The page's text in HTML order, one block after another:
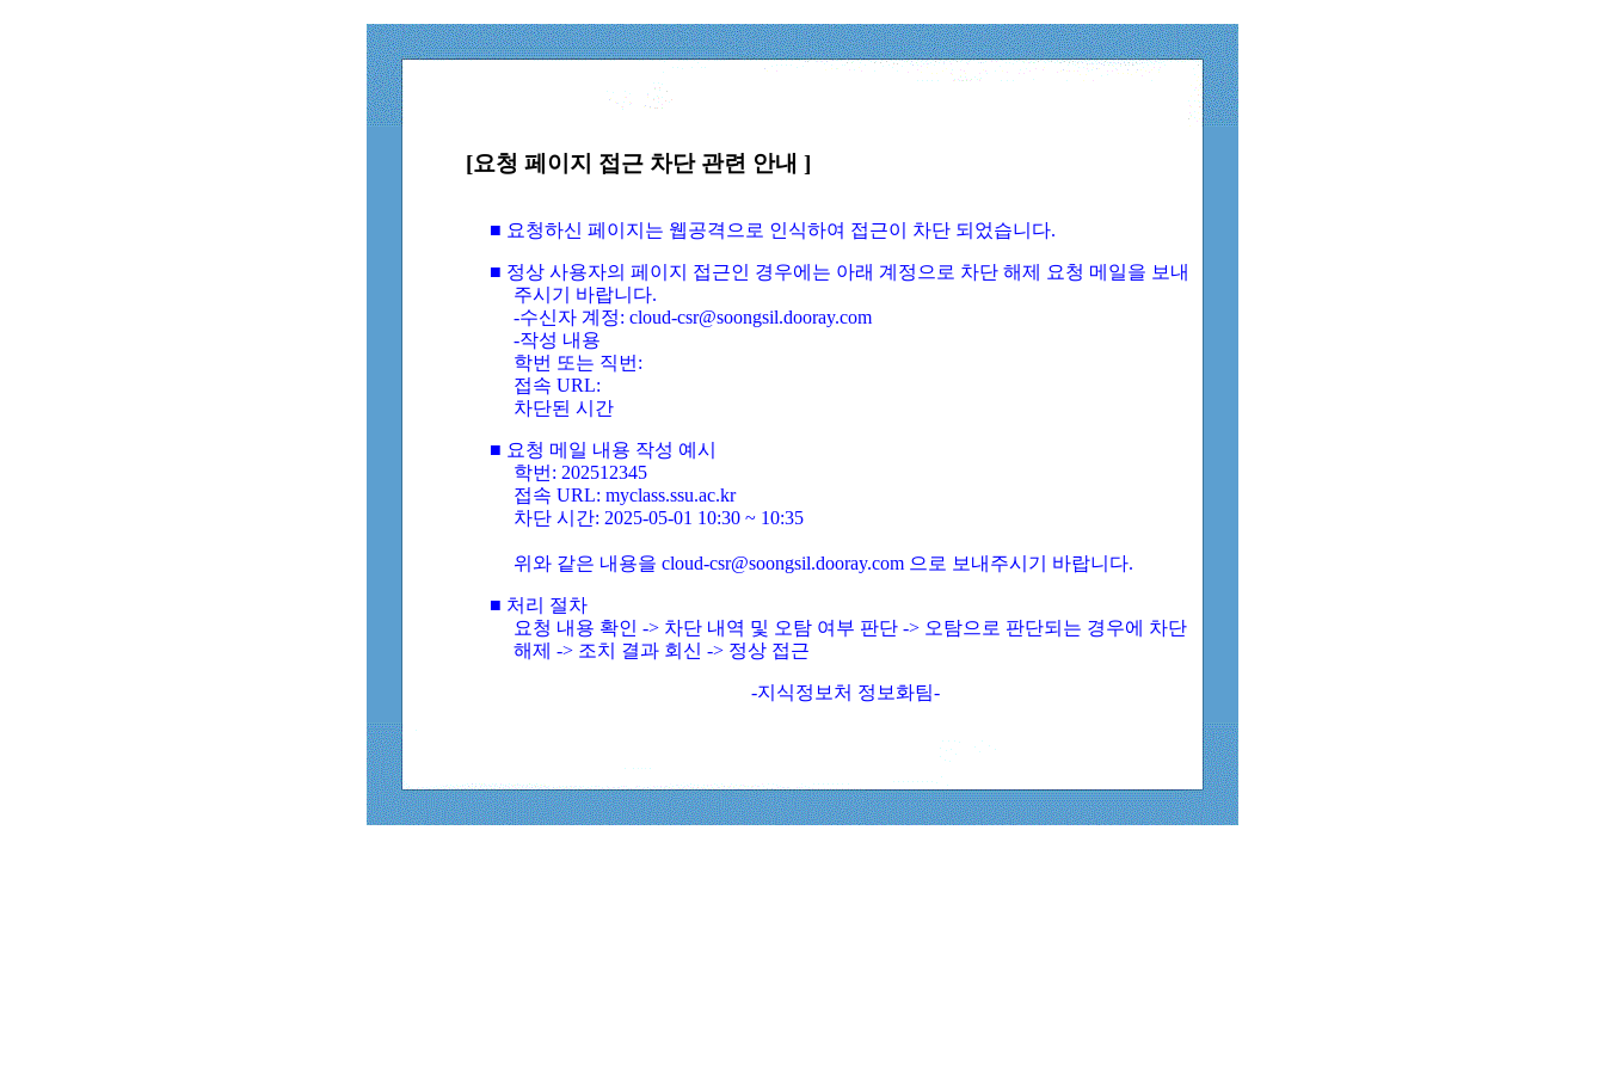
[요청 페이지 접근 차단 관련 안내 ]
■ 요청하신 페이지는 웹공격으로 인식하여 접근이 차단 되었습니다.
■ 정상 사용자의 페이지 접근인 경우에는 아래 계정으로 차단 해제 요청 메일을 보내
주시기 바랍니다.
-수신자 계정: cloud-csr@soongsil.dooray.com
-작성 내용
학번 또는 직번:
접속 URL:
차단된 시간
■ 요청 메일 내용 작성 예시
학번: 202512345
접속 URL: myclass.ssu.ac.kr
차단 시간: 2025-05-01 10:30 ~ 10:35
위와 같은 내용을 cloud-csr@soongsil.dooray.com 으로 보내주시기 바랍니다.
■ 처리 절차
요청 내용 확인 -> 차단 내역 및 오탐 여부 판단 -> 오탐으로 판단되는 경우에 차단
해제 -> 조치 결과 회신 -> 정상 접근
-지식정보처 정보화팀-